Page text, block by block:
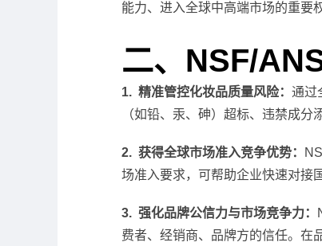
能力、进入全球中高端市场的重要
二、NSF/
1. 精准管控化妆品质量风险： 通过
（如铅、汞、砷）超标、违禁成
2. 获得全球市场准入竞争优势：
场准入要求，可帮助企业快速对接
3. 强化品牌公信力与市场竞争力：
费者、经销商、品牌方的信任。在